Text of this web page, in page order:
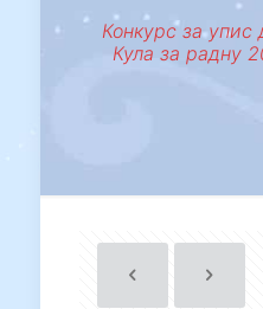
Конкурс за упис
Кула за радну